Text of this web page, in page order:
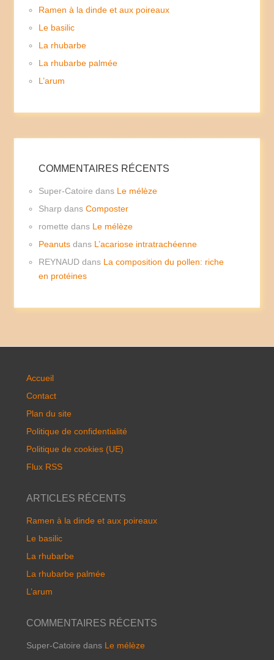
Ramen à la dinde et aux poireaux
Le basilic
La rhubarbe
La rhubarbe palmée
L’arum
COMMENTAIRES RÉCENTS
Super-Catoire dans Le mélèze
Sharp dansComposter
romette dans Le mélèze
Peanuts dans L’acariose intratrachéenne
REYNAUD dans La composition du pollen: riche
en protéines
Accueil
Contact
Plan du site
Politique de confidentialité
Politique de cookies (UE)
Flux RSS
ARTICLES RÉCENTS
Ramen à la dinde et aux poireaux
Le basilic
La rhubarbe
La rhubarbe palmée
L’arum
COMMENTAIRES RÉCENTS
Super-Catoire dans Le mélèze